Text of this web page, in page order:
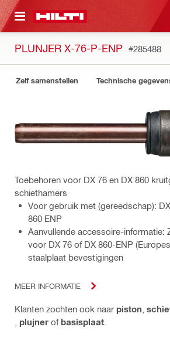
HOOFDINHOUD
PLUNJER X-76-P-ENP #285488
Zelf samenstellen Technische
Toebehoren voor DX 76 en DX 860
schiethamers
Voor gebruik met (gereedschap):
860 ENP
Aanvullende accessoire-informatie:
voor DX 76 of DX 860-ENP
staalplaat bevestigingen
MEER INFORMATIE
Klanten zochten ook naar piston
plujner ofbasisplaat